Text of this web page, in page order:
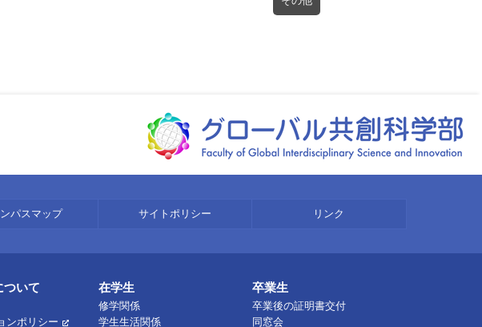
パスマップ サイトポリシー リンク
ついて
ンポリシー
在学生
修学関係
学生生活関係
卒業生
卒業後の証明書交付
同窓会